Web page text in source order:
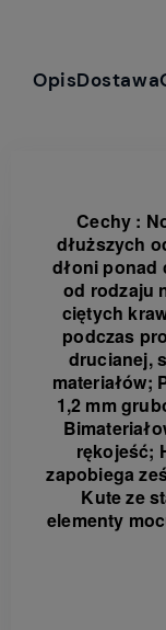
OpisDostawa
Cechy :
dłuższych
dłoni ponad
od rodzaju
ciętych
podczas
drucianej,
materiałów;
1,2 mm
rękojeść;
zapobiega
Kute ze
elementy